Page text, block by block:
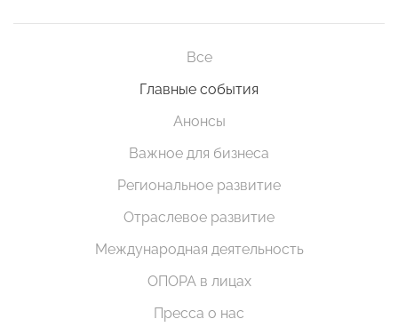
Все
Главные события
Анонсы
Важное для бизнеса
Региональное развитие
Отраслевое развитие
Международная деятельность
ОПОРА в лицах
Пресса о нас